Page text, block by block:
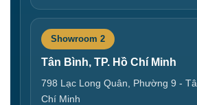
Showroom 2
Tân Bình, TP. Hồ Chí Minh
798 Lạc Long Quân, Phường 9 -
Chí Minh